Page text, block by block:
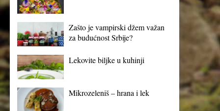
Zašto je vampirski džem važan
za budućnost Srbije?
Lekovite biljke u kuhinji
Mikrozeleniš – hrana i lek